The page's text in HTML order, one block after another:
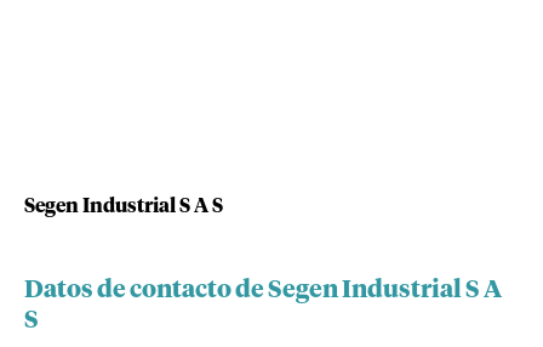
Segen Industrial S A S
Datos de contacto de Segen Industrial S A
S